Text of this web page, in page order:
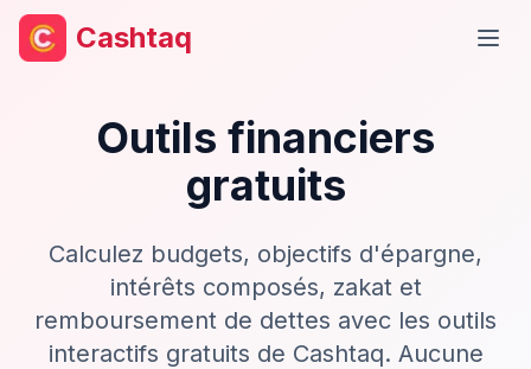
Cashtaq
Outils financiers
gratuits
Calculez budgets, objectifs d'épargne,
intérêts composés, zakat et
remboursement de dettes avec les outils
interactifs gratuits de Cashtaq. Aucune